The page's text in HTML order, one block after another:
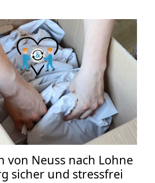
von Neuss nach Lohne
sicher und stressfrei